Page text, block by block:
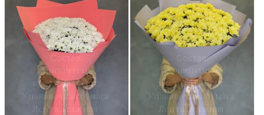
Состав:
Хризантема
кустовая 45 шт.
Упаковочная бумага
Лента атласная
Состав:
Хризантема
кустовая 45 шт.
Упаковочная бумага
Лента атласная